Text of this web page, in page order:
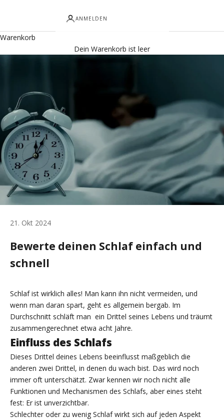
ANMELDEN
Warenkorb
Dein Warenkorb ist leer
21. Okt 2024
Bewerte deinen Schlaf einfach und
schnell
Schlaf ist wirklich alles! Man kann ihn nicht vermeiden, und
wenn man daran spart, geht es allgemein bergab. Im
Durchschnitt schläft man ein Drittel seines Lebens und träumt
zusammengerechnet etwa acht Jahre.
Einfluss des Schlafs
Dieses Drittel deines Lebens beeinflusst maßgeblich die
anderen zwei Drittel, in denen du wach bist. Das wird noch
immer oft unterschätzt. Zwar kennen wir noch nicht alle
Funktionen und Mechanismen des Schlafs, aber eines steht
fest: Er ist unverzichtbar.
Schlechter oder zu wenig Schlaf wirkt sich auf jeden Aspekt